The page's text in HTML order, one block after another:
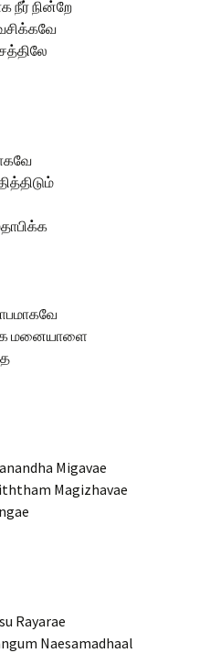
நீர் நின்றே
மனையாளை
Migavae
Magizhavae
Rayarae
Naesamadhaal